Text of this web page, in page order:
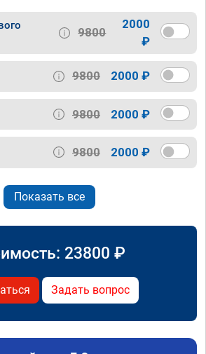
9800
2000
₽
9800 2000 ₽
9800 2000 ₽
9800 2000 ₽
Показать все
23800 ₽
Задать вопрос